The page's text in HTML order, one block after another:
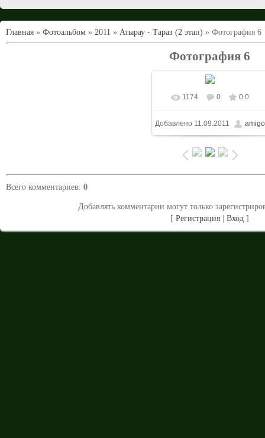
Главная » Фотоальбом » 2011 » Атырау - Тараз (2 этап) » Фотография 6
Фотография 6
В реальном размере
1500x1125/ 216.7Kb
1174 0 0.0
Добавлено 11.09.2011 amigo
Всего комментариев: 0
Добавлять комментарии могут только
[Регистрация |Вход ]